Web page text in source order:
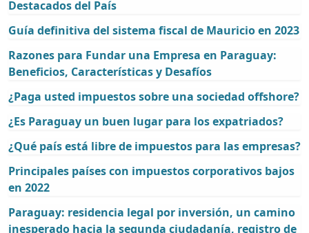
Destacados del País
Guía definitiva del sistema fiscal de Mauricio en 2023
Razones para Fundar una Empresa en Paraguay:
Beneficios, Características y Desafíos
¿Paga usted impuestos sobre una sociedad offshore?
¿Es Paraguay un buen lugar para los expatriados?
¿Qué país está libre de impuestos para las empresas?
Principales países con impuestos corporativos bajos
en 2022
Paraguay: residencia legal por inversión, un camino
inesperado hacia la segunda ciudadanía, registro de